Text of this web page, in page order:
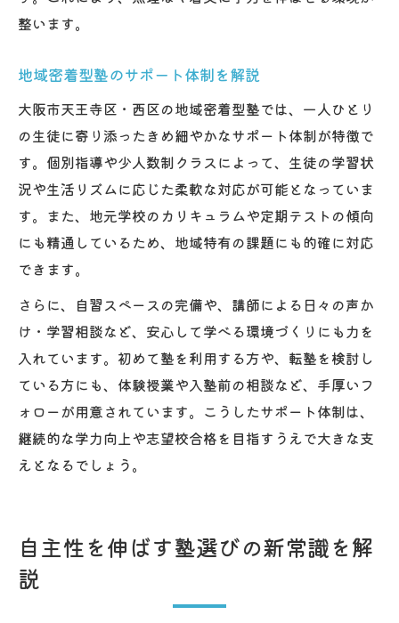
整います。
地域密着型塾のサポート体制を解説
大阪市天王寺区・西区の地域密着型塾では、一人ひとり
の生徒に寄り添ったきめ細やかなサポート体制が特徴で
す。個別指導や少人数制クラスによって、生徒の学習状
況や生活リズムに応じた柔軟な対応が可能となっていま
す。また、地元学校のカリキュラムや定期テストの傾向
にも精通しているため、地域特有の課題にも的確に対応
できます。
さらに、自習スペースの完備や、講師による日々の声か
け・学習相談など、安心して学べる環境づくりにも力を
入れています。初めて塾を利用する方や、転塾を検討し
ている方にも、体験授業や入塾前の相談など、手厚いフ
ォローが用意されています。こうしたサポート体制は、
継続的な学力向上や志望校合格を目指すうえで大きな支
えとなるでしょう。
自主性を伸ばす塾選びの新常識を解
説